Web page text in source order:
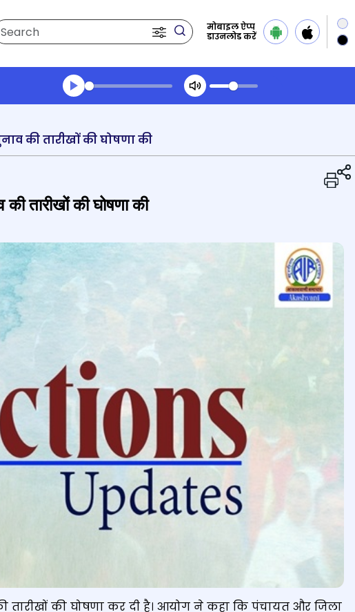
मोबाइल ऐप्प
डाउनलोड करें
Transcript summary
की तारीखों की घोषणा की
तारीखों की घोषणा की
की घोषणा कर दी है। आयोग ने कहा कि पंचायत और जिला